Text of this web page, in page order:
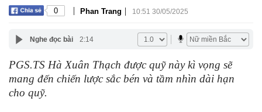
0 | Phan Trang | 10:51 30/05/2025
Nghe đọc bài 2:14
PGS.TS Hà Xuân Thạch được quỹ này kì vọng sẽ
mang đến chiến lược sắc bén và tầm nhìn dài hạn
cho quỹ.